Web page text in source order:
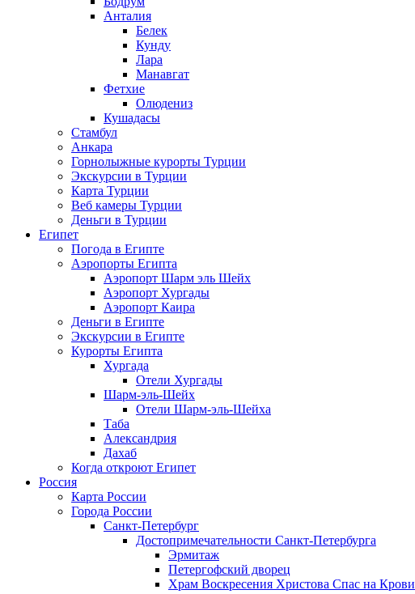
Анталия
Белек
Кунду
Лара
Манавгат
Фетхие
Олюдениз
Кушадасы
Стамбул
Анкара
Горнолыжные курорты Турции
Экскурсии в Турции
Карта Турции
Веб камеры Турции
Деньги в Турции
Египет
Погода в Египте
Аэропорты Египта
Аэропорт Шарм эль Шейх
Аэропорт Хургады
Аэропорт Каира
Деньги в Египте
Экскурсии в Египте
Курорты Египта
Хургада
Отели Хургады
Шарм-эль-Шейх
Отели Шарм-эль-Шейха
Таба
Александрия
Дахаб
Когда откроют Египет
Россия
Карта России
Города России
Санкт-Петербург
Достопримечательности Санкт-Петербурга
Эрмитаж
Петергофский дворец
Храм Воскресения Христова Спас на Крови